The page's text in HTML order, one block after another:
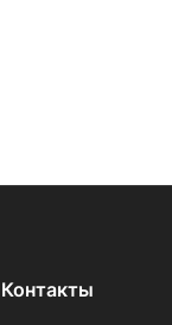
Контакты